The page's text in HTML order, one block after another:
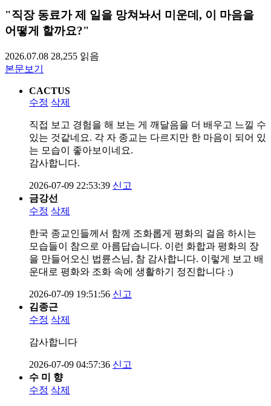
"직장 동료가 제 일을 망쳐놔서 미운데, 이 마음을
어떻게 할까요?"
2026.07.08 28,255 읽음
본문보기
CACTUS
수정 삭제
직접 보고 경험을 해 보는 게 깨달음을 더 배우고 느낄 수
있는 것같네요. 각 자 종교는 다르지만 한 마음이 되어 있
는 모습이 좋아보이네요.
감사합니다.
2026-07-09 22:53:39 신고
금강선
수정 삭제
한국 종교인들께서 함께 조화롭게 평화의 걸음 하시는
모습들이 참으로 아름답습니다. 이런 화합과 평화의 장
을 만들어오신 법륜스님, 참 감사합니다. 이렇게 보고 배
운대로 평화와 조화 속에 생활하기 정진합니다 :)
2026-07-09 19:51:56 신고
김종근
수정 삭제
감사합니다
2026-07-09 04:57:36 신고
수 미 향
수정 삭제